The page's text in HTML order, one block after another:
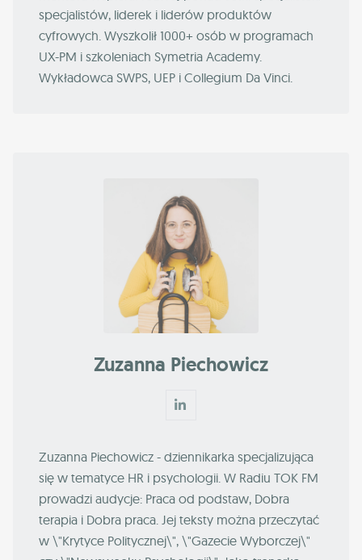
specjalistów, liderek i liderów produktów
cyfrowych. Wyszkolił 1000+ osób w programach
UX-PM i szkoleniach Symetria Academy.
Wykładowca SWPS, UEP i Collegium Da Vinci.
Zuzanna Piechowicz
Zuzanna Piechowicz - dziennikarka specjalizująca
się w tematyce HR i psychologii. W Radiu TOK FM
prowadzi audycje: Praca od podstaw, Dobra
terapia i Dobra praca. Jej teksty można przeczytać
w \"Krytyce Politycznej\", \"Gazecie Wyborczej\"